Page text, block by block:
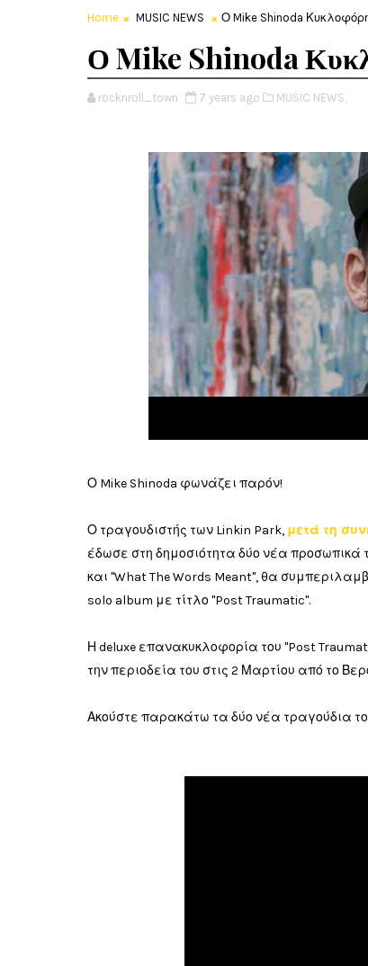
Home MUSIC NEWS Ο Mike Shinoda
Ο Mike Shinoda
rocknroll_town 7 years ago MUSIC NEWS,
Ο Mike Shinoda φωνάζει παρόν!
Ο τραγουδιστής των Linkin Park, μετά τη
έδωσε στη δημοσιότητα δύο νέα προσωπικά
και "What The Words Meant", θα
solo album με τίτλο "Post Traumatic".
Η deluxe επανακυκλοφορία του "Post
την περιοδεία του στις 2 Μαρτίου από το
Ακούστε παρακάτω τα δύο νέα τραγούδια